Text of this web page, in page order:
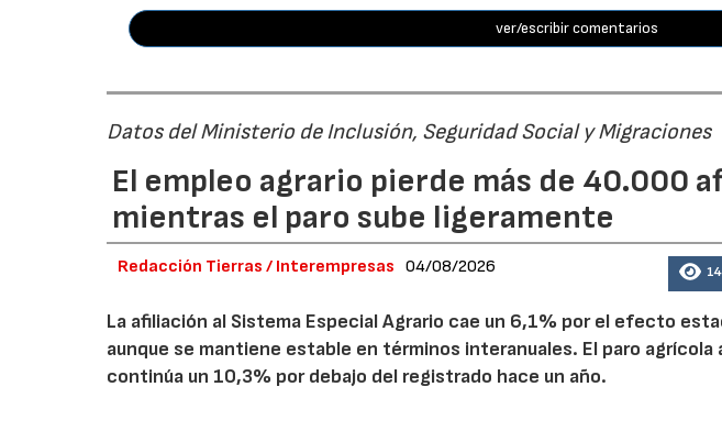
ver/escribir comentarios
Datos del Ministerio de Inclusión, Seguridad Social y Migraciones
El empleo agrario pierde más de 40.000
mientras el paro sube ligeramente
Redacción Tierras / Interempresas 04/08/2026
La afiliación al Sistema Especial Agrario cae un 6,1% por el efecto
aunque se mantiene estable en términos interanuales. El paro
continúa un 10,3% por debajo del registrado hace un año.